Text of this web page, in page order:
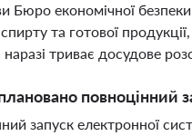
Бюро економічної
спирту та готової
наразі триває досудове
повноцінний
запуск електронної